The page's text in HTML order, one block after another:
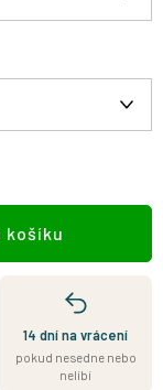
košíku
14 dní na vrácení
pokud nesedne nebo
nelíbí